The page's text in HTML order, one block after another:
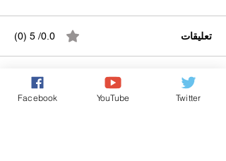
تعليقات 0.0/ 5 (0)
التعليق والتقييم...
Facebook YouTube Twitter